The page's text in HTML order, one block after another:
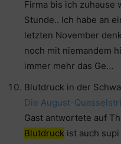
Firma bis ich zuhause
Stunde.. Ich habe an
letzten November
noch mit niemandem
immer mehr das Ge…
Blutdruck in der
Die August-
Gast antwortete auf
Blutdruck ist auch